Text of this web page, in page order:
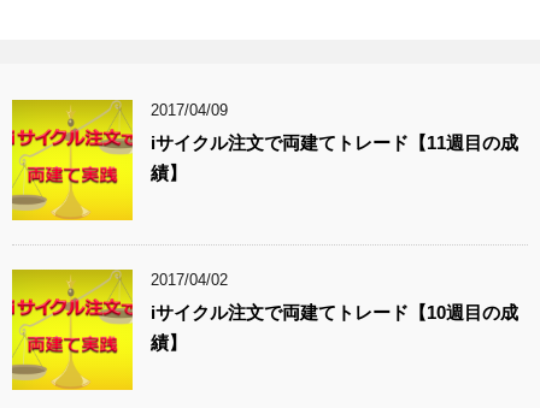
2017/04/09
iサイクル注文で両建てトレード【11週目の成
績】
2017/04/02
iサイクル注文で両建てトレード【10週目の成
績】